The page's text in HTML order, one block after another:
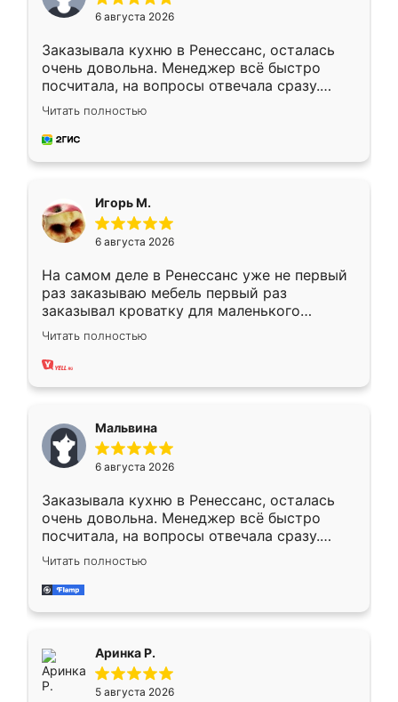
6 августа 2026
Заказывала кухню в Ренессанс, осталась
очень довольна. Менеджер всё быстро
посчитала, на вопросы отвечала сразу.
Замерщик приехал в субботу, подошёл к
делу со всей ответственностью. Собрали
за день, ребята работали аккуратно, даже
Читать полностью
Игорь М.
6 августа 2026
На самом деле в Ренессанс уже не первый
раз заказываю мебель первый раз
заказывал кроватку для маленького
ребёнка при его рождении ,во второй раз
заказал шкаф-купе. По качеству очень
хорошее сборка достаточно быстрая,
меньше, здесь же он более разнообразный.
Мне нравится ,если что-то потребуется из
мебели буду заказывать только здесь.
Читать полностью
Мальвина
6 августа 2026
Заказывала кухню в Ренессанс, осталась
очень довольна. Менеджер всё быстро
посчитала, на вопросы отвечала сразу.
Замерщик приехал в субботу, подошёл к
делу со всей ответственностью. Собрали
за день, ребята работали аккуратно, даже
Читать полностью
Аринка Р.
5 августа 2026